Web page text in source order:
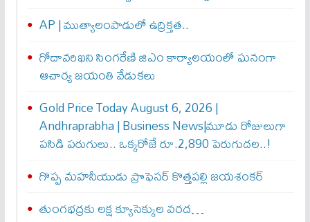
AP | ముత్యాలంపాడులో ఉద్రిక్తత..
గోదావరిఖని సింగరేణి జిఎం కార్యాలయంలో ఘనంగా
ఆచార్య జయంతి వేడుకలు
Gold Price Today August 6, 2026 |
Andhraprabha | Business News|మూడు రోజులుగా
పసిడి పరుగులు.. ఒక్కరోజే రూ.2,890 పెరుగుద‌ల‌..!
గొప్ప మహనీయుడు ప్రొఫెసర్ కొత్తపల్లి జయశంకర్
తుంగభద్రకు లక్ష క్యూసెక్కుల వరద…